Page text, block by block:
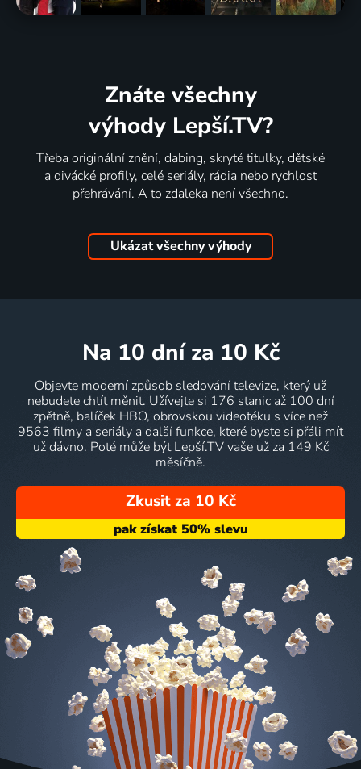
Znáte všechny
výhody Lepší.TV?
Třeba originální znění, dabing, skryté titulky, dětské
a divácké profily, celé seriály, rádia nebo rychlost
přehrávání. A to zdaleka není všechno.
Ukázat všechny výhody
na 10 dní za 10 Kč
Objevte moderní způsob sledování televize, který už
nebudete chtít měnit. Užívejte si 176 stanic až 100 dní
zpětně, balíček HBO, obrovskou videotéku s více než
9563 filmy a seriály a další funkce, které byste si přáli mít
už dávno. Poté může být Lepší.TV vaše už za 149 Kč
měsíčně.
Zkusit za 10 Kč